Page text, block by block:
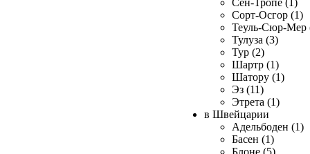
Сен-Тропе (1)
Сорт-Осгор (1)
Теуль-Сюр-Мер
Тулуза (3)
Тур (2)
Шартр (1)
Шатору (1)
Эз (11)
Этрета (1)
в Швейцарии
Адельбоден (1)
Басен (1)
Блоне (5)